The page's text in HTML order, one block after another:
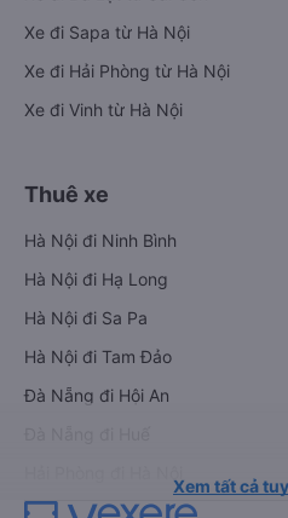
Xe đi Sapa từ Hà Nội
Xe đi Hải Phòng từ Hà Nội
Xe đi Vinh từ Hà Nội
Thuê xe
Hà Nội đi Ninh Bình
Hà Nội đi Hạ Long
Hà Nội đi Sa Pa
Hà Nội đi Tam Đảo
Đà Nẵng đi Hội An
Xem tất cả